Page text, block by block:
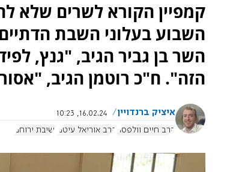
קמפיין הקורא לשרים שלא
השבוע בעלוני השבת
השר בן גביר הגיב, "גנץ,
הזה". ח"כ רוטמן הגיב, "אסור
איציק ברנדויין
16.02.24, 10:23
הרב חיים וולפסון
הרב אוריאל עיטם ישיבת ירוחם